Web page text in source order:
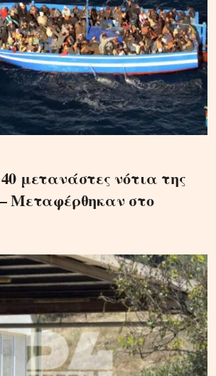
μετανάστες νότια της
Μεταφέρθηκαν στο